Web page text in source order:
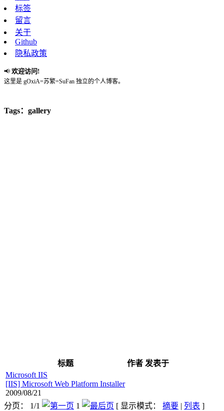
标签
留言
关于
Github
隐私政策
📢 欢迎访问!
这里是 gOxiA=苏繁=SuFan 独立的个人博客。
Tags：gallery
标题 作者 发表于
Microsoft IIS
[IIS] Microsoft Web Platform Installer
2009/08/21
分页： 1/1
1 [ 显示模式： 摘要 | 列表 ]